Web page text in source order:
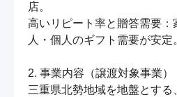
店。
高いリピート率と贈答需要
人・個人のギフト需要が安定
2. 事業内容（譲渡対象事業）
三重県北勢地域を地盤とす